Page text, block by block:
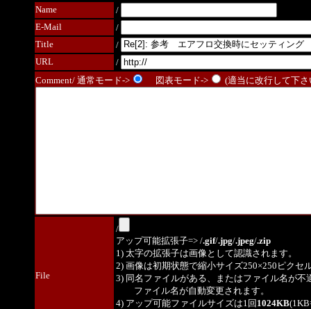
Name
/
E-Mail
/
Title
/
URL
/
Comment/ 通常モード->
図表モード-> (適当に改行して下
File
/
アップ可能拡張子=> /.gif/.jpg/.jpeg/.zip
1) 太字の拡張子は画像として認識されます。
2) 画像は初期状態で縮小サイズ250×250ピクセ
3) 同名ファイルがある、またはファイル名が不
ファイル名が自動変更されます。
4) アップ可能ファイルサイズは1回 1024KB